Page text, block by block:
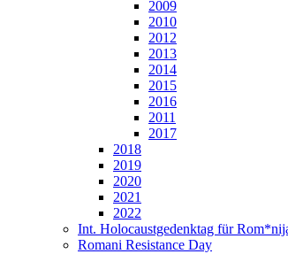
2009
2010
2012
2013
2014
2015
2016
2011
2017
2018
2019
2020
2021
2022
Int. Holocaustgedenktag für
Romani Resistance Day